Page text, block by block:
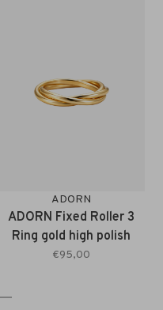
ADORN
ADORN Fixed Roller 3
Ring gold high polish
€95,00
2